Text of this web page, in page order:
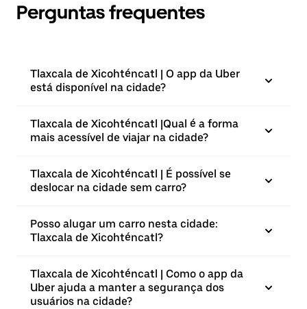
Perguntas frequentes
Tlaxcala de Xicohténcatl | O app da Uber
está disponível na cidade?
Tlaxcala de Xicohténcatl |⁠Qual é a forma
mais acessível de viajar na cidade?
Tlaxcala de Xicohténcatl | É possível se
deslocar na cidade sem carro?
Posso alugar um carro nesta cidade:
Tlaxcala de Xicohténcatl?
Tlaxcala de Xicohténcatl | Como o app da
Uber ajuda a manter a segurança dos
usuários na cidade?